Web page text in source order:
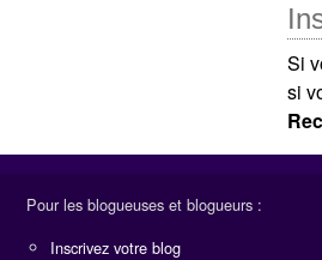
Si
si
Pour les blogueuses et blogueurs :
Inscrivez votre blog